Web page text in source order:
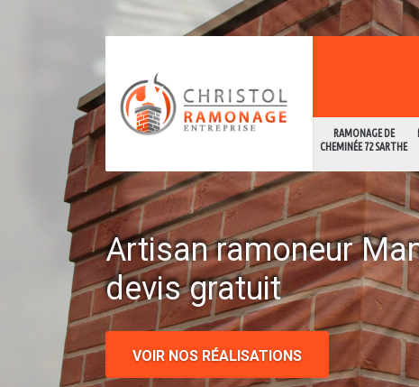
RAMONAGE DE
CHEMINÉE 72 SARTHE
Artisan ramoneur
devis gratuit
VOIR NOS RÉALISATIONS